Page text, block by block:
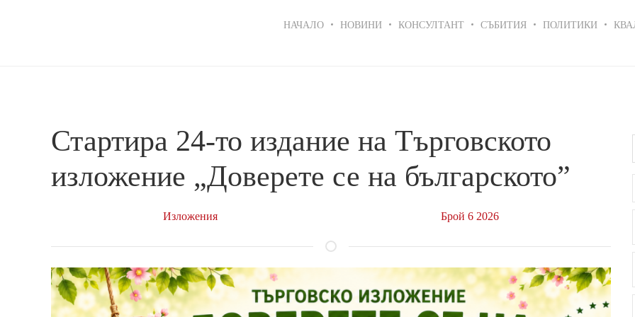
navigation
НАЧАЛО НОВИНИ КОНСУЛТАНТ СЪБИТИЯ ПОЛИТИКИ
Стартира 24-то издание на Търговското
изложение „Доверете се на българското”
Изложения Брой 6 2026